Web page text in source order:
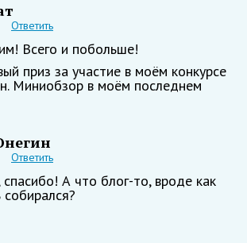
Ответить
Всего и побольше!
приз за участие в моём конкурсе
Миниобзор в моём последнем
Ответить
А что блог-то, вроде как